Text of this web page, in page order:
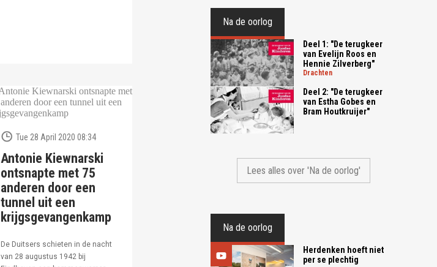
Tue 28 April 2020 08:34
Antonie Kiewnarski
ontsnapte met 75
anderen door een
tunnel uit een
krijgsgevangenkamp
De Duitsers schieten in de nacht
van 28 augustus 1942 bij
Na de oorlog
Deel 1: "De terugkeer
van Evelijn Roos en
Hennie Zilverberg"
drachten
Deel 2: "De terugkeer
van Estha Gobes en
Bram Houtkruijer"
Lees alles over 'Na de oorlog'
Na de oorlog
Herdenken hoeft niet
per se plechtig